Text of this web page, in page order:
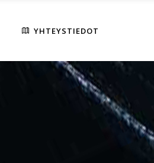
YHTEYSTIEDOT